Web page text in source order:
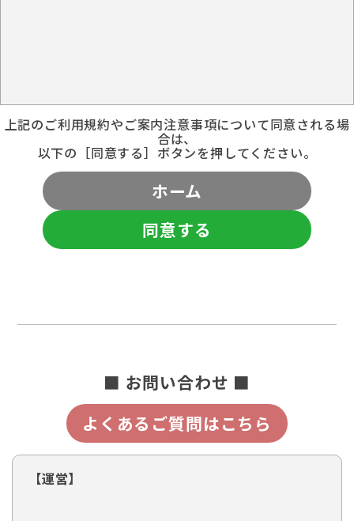
上記のご利用規約やご案内注意事項について同意される場
合は、
以下の［同意する］ボタンを押してください。
ホーム
同意する
■ お問い合わせ ■
よくあるご質問はこちら
【運営】